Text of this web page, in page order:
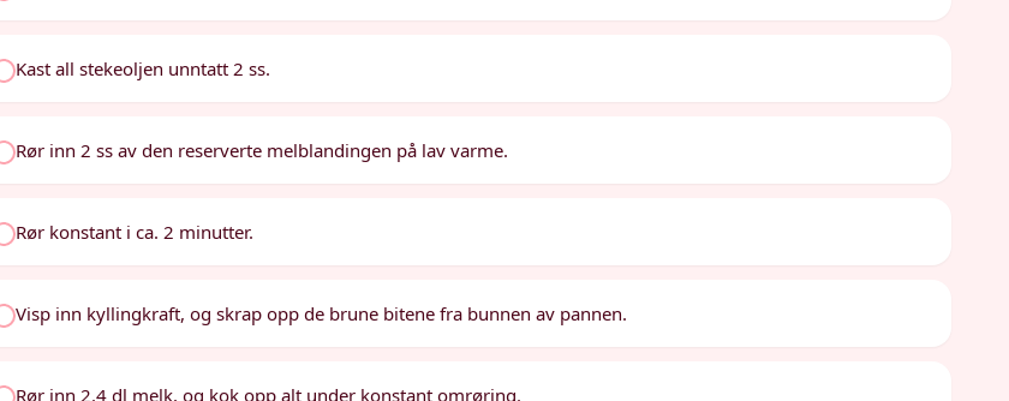
Kast all stekeoljen unntatt 2 ss.
Rør inn 2 ss av den reserverte melblandingen på lav varme.
Rør konstant i ca. 2 minutter.
Visp inn kyllingkraft, og skrap opp de brune bitene fra bunnen av pannen.
Rør inn 2.4 dl melk, og kok opp alt under konstant omrøring.